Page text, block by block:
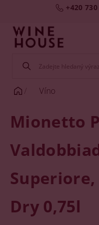
+420
Víno
Mionetto
Superiore,
Dry 0,75l